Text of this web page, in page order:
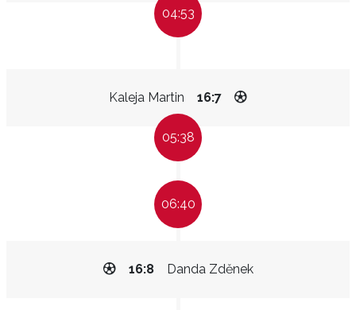
04:53
Kaleja Martin 16:7
05:38
06:40
Danda Zděnek
16:8